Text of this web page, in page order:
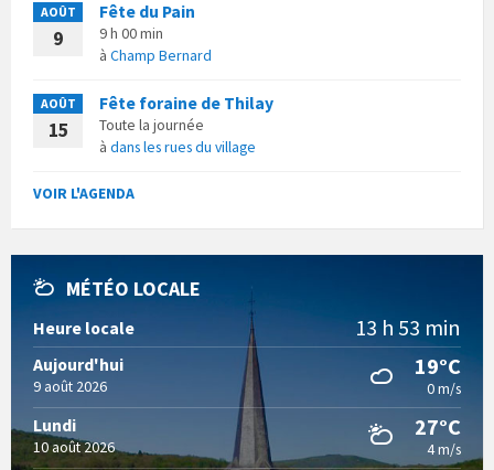
AOÛT
9
Fête du Pain
9 h 00 min
à Champ Bernard
AOÛT
15
Fête foraine de Thilay
Toute la journée
à dans les rues du village
VOIR L'AGENDA
MÉTÉO LOCALE
Heure locale 13 h 53 min
Aujourd'hui
9 août 2026
19°C
0 m/s
Lundi
10 août 2026
27°C
4 m/s